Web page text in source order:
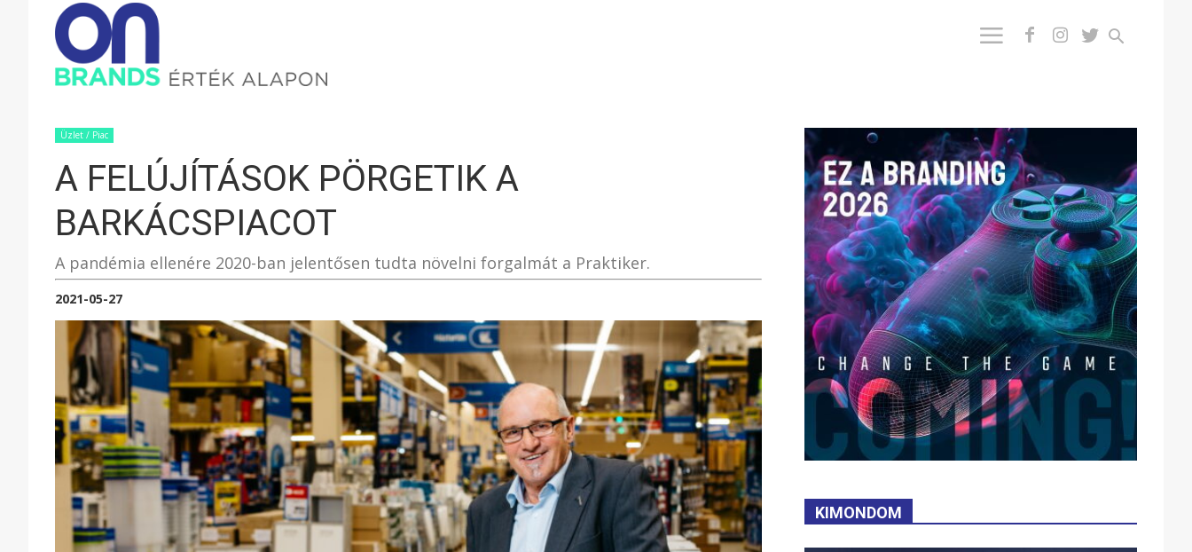
ÉRTÉK
Üzlet / Piac
A FELÚJÍTÁSOK PÖRGETIK A
BARKÁCSPIACOT
A pandémia ellenére 2020-ban jelentősen tudta növelni forgalmát a Praktiker.
2021-05-27
KIMONDOM